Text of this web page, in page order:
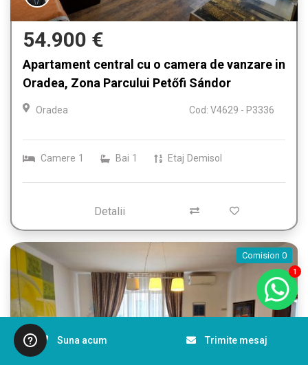
1
54.900 €
Apartament central cu o camera de vanzare in
Oradea, Zona Parcului Petőfi Sándor
Oradea Cod: V4629 - P3336
Camere 1 Bai 1 Etaj Demisol
Detalii
Comision 0
Suna acum Trimite mesaj